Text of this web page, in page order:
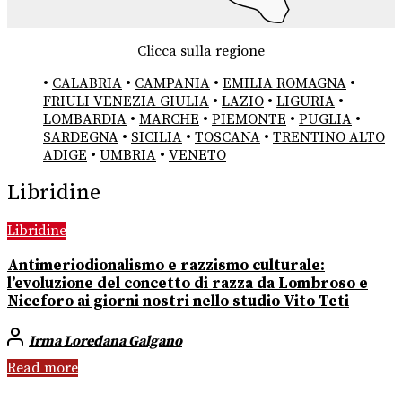
Clicca sulla regione
• CALABRIA • CAMPANIA • EMILIA ROMAGNA •
FRIULI VENEZIA GIULIA • LAZIO • LIGURIA •
LOMBARDIA • MARCHE • PIEMONTE • PUGLIA •
SARDEGNA • SICILIA • TOSCANA • TRENTINO ALTO
ADIGE • UMBRIA • VENETO
Libridine
Libridine
Antimeriodionalismo e razzismo culturale:
l’evoluzione del concetto di razza da Lombroso e
Niceforo ai giorni nostri nello studio Vito Teti
Irma Loredana Galgano
Read more